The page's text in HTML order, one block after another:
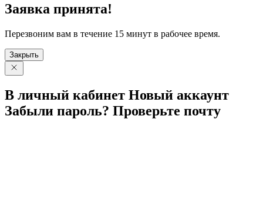
Заявка принята!
Перезвоним вам в течение 15 минут в рабочее время.
Закрыть
В личный кабинет Новый аккаунт
Забыли пароль? Проверьте почту